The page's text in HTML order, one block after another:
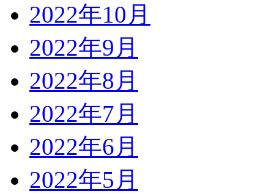
2022年10月
2022年9月
2022年8月
2022年7月
2022年6月
2022年5月